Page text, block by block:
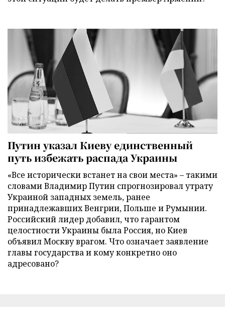
Путин указал Киеву единственный
путь избежать распада Украины
«Все исторически встанет на свои места» – такими
словами Владимир Путин спрогнозировал утрату
Украиной западных земель, ранее
принадлежавших Венгрии, Польше и Румынии.
Российский лидер добавил, что гарантом
целостности Украины была Россия, но Киев
объявил Москву врагом. Что означает заявление
главы государства и кому конкретно оно
адресовано?